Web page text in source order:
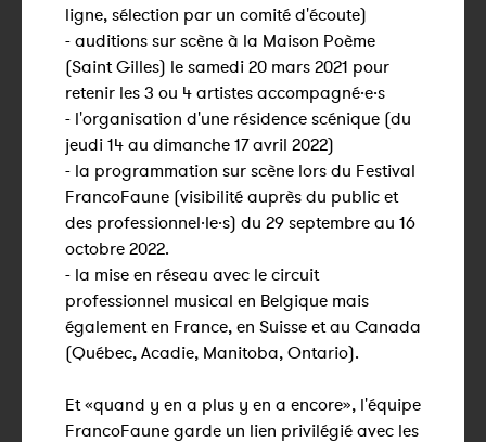
ligne, sélection par un comité d'écoute)
- auditions sur scène à la Maison Poème
(Saint Gilles) le samedi 20 mars 2021 pour
retenir les 3 ou 4 artistes accompagné·e·s
- l'organisation d'une résidence scénique (du
jeudi 14 au dimanche 17 avril 2022)
- la programmation sur scène lors du Festival
FrancoFaune (visibilité auprès du public et
des professionnel·le·s) du 29 septembre au 16
octobre 2022.
- la mise en réseau avec le circuit
professionnel musical en Belgique mais
également en France, en Suisse et au Canada
(Québec, Acadie, Manitoba, Ontario).
Et «quand y en a plus y en a encore», l'équipe
FrancoFaune garde un lien privilégié avec les